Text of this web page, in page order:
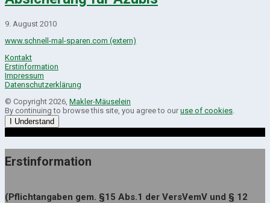
9. August 2010
www.schnell-mal-sparen.com (extern)
Kontakt
Erstinformation
Impressum
Datenschutzerklärung
© Copyright 2026, Makler-Mäuselein
By continuing to browse this site, you agree to our use of cookies.
I Understand
Erstinformation
(Pflichtangaben gem. §15 Abs.1 der VersVemV und § 12